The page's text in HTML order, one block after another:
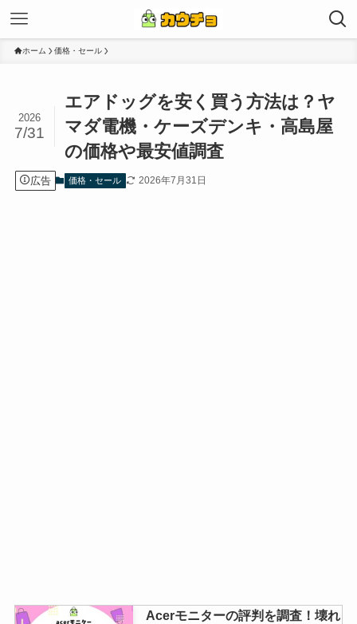
ホーム 価格・セール
エアドッグを安く買う方法は？ヤ
マダ電機・ケーズデンキ・高島屋
の価格や最安値調査
2026
7/31
広告 価格・セール 2026年7月31日
Acerモニターの評判を調査！壊れ